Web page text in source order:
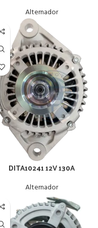
Alternador
DITA10241 12V 130A
Alternador